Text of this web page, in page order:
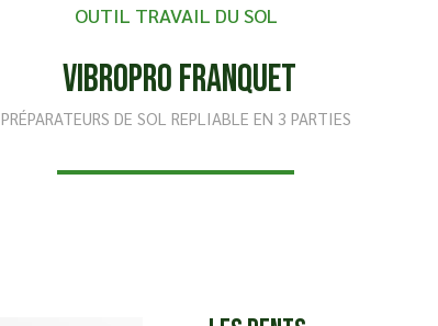
OUTIL TRAVAIL DU SOL
Vibropro Franquet
PRÉPARATEURS DE SOL REPLIABLE EN 3 PARTIES